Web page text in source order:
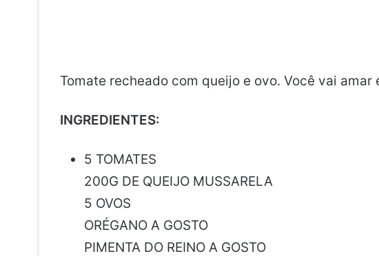
Tomate recheado com queijo e ovo. Você vai amar
INGREDIENTES:
5 TOMATES
200G DE QUEIJO MUSSARELA
5 OVOS
ORÉGANO A GOSTO
PIMENTA DO REINO A GOSTO